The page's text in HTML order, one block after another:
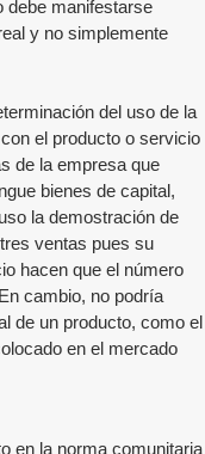
debe manifestarse
y no simplemente
del uso de la
el producto o servicio
de la empresa que
bienes de capital,
la demostración de
ventas pues su
hacen que el número
cambio, no podría
de un producto, como el
en el mercado
en la norma comunitaria